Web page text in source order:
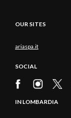
OUR SITES
ariaspa.it
SOCIAL
IN LOMBARDIA